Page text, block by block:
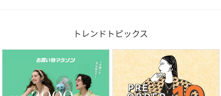
トレンドトピックス